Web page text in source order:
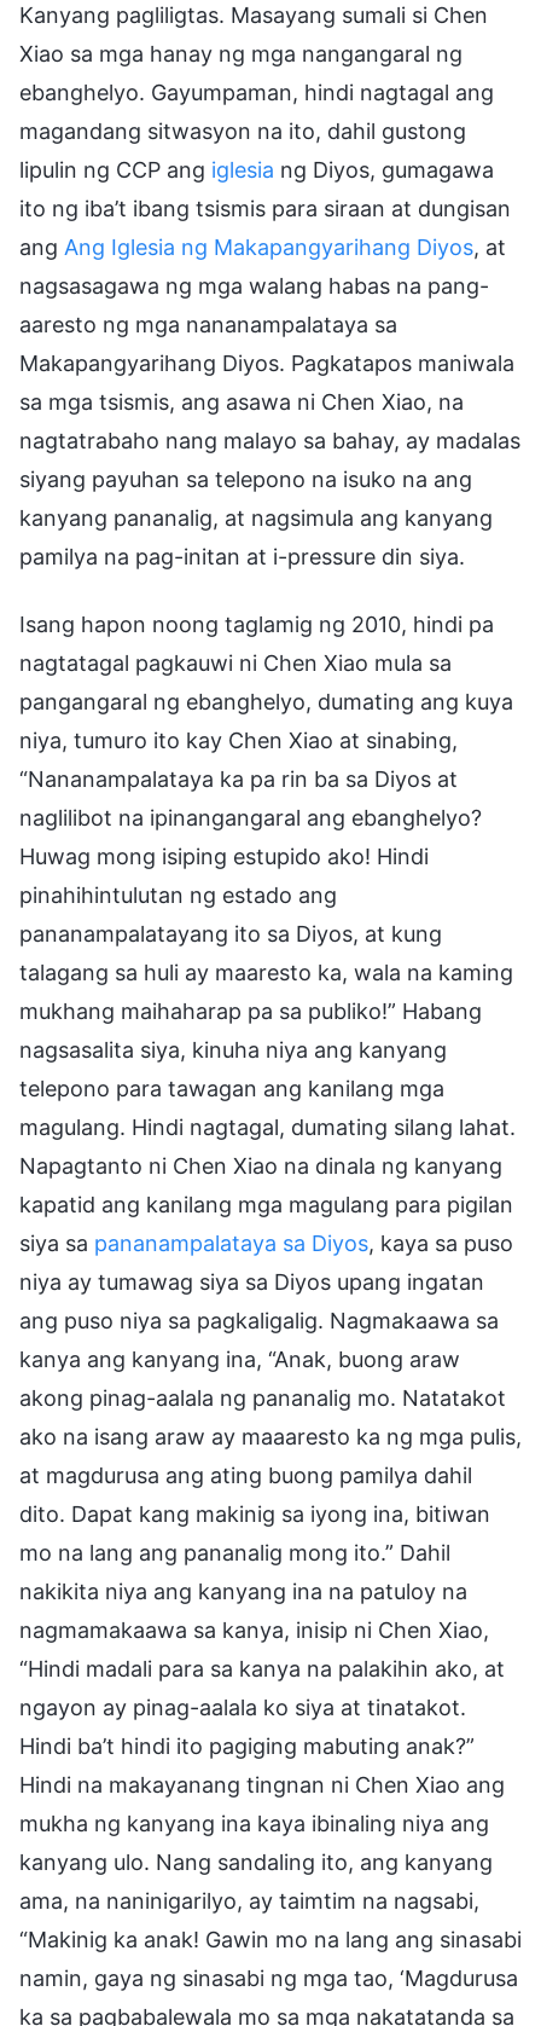
Kanyang pagliligtas. Masayang sumali si Chen
Xiao sa mga hanay ng mga nangangaral ng
ebanghelyo. Gayumpaman, hindi nagtagal ang
magandang sitwasyon na ito, dahil gustong
lipulin ng CCP ang iglesia ng Diyos, gumagawa
ito ng iba’t ibang tsismis para siraan at dungisan
ang Ang Iglesia ng Makapangyarihang Diyos, at
nagsasagawa ng mga walang habas na pang-
aaresto ng mga nananampalataya sa
Makapangyarihang Diyos. Pagkatapos maniwala
sa mga tsismis, ang asawa ni Chen Xiao, na
nagtatrabaho nang malayo sa bahay, ay madalas
siyang payuhan sa telepono na isuko na ang
kanyang pananalig, at nagsimula ang kanyang
pamilya na pag-initan at i-pressure din siya.
Isang hapon noong taglamig ng 2010, hindi pa
nagtatagal pagkauwi ni Chen Xiao mula sa
pangangaral ng ebanghelyo, dumating ang kuya
niya, tumuro ito kay Chen Xiao at sinabing,
“Nananampalataya ka pa rin ba sa Diyos at
naglilibot na ipinangangaral ang ebanghelyo?
Huwag mong isiping estupido ako! Hindi
pinahihintulutan ng estado ang
pananampalatayang ito sa Diyos, at kung
talagang sa huli ay maaresto ka, wala na kaming
mukhang maihaharap pa sa publiko!” Habang
nagsasalita siya, kinuha niya ang kanyang
telepono para tawagan ang kanilang mga
magulang. Hindi nagtagal, dumating silang lahat.
Napagtanto ni Chen Xiao na dinala ng kanyang
kapatid ang kanilang mga magulang para pigilan
siya sa pananampalataya sa Diyos, kaya sa puso
niya ay tumawag siya sa Diyos upang ingatan
ang puso niya sa pagkaligalig. Nagmakaawa sa
kanya ang kanyang ina, “Anak, buong araw
akong pinag-aalala ng pananalig mo. Natatakot
ako na isang araw ay maaaresto ka ng mga pulis,
at magdurusa ang ating buong pamilya dahil
dito. Dapat kang makinig sa iyong ina, bitiwan
mo na lang ang pananalig mong ito.” Dahil
nakikita niya ang kanyang ina na patuloy na
nagmamakaawa sa kanya, inisip ni Chen Xiao,
“Hindi madali para sa kanya na palakihin ako, at
ngayon ay pinag-aalala ko siya at tinatakot.
Hindi ba’t hindi ito pagiging mabuting anak?”
Hindi na makayanang tingnan ni Chen Xiao ang
mukha ng kanyang ina kaya ibinaling niya ang
kanyang ulo. Nang sandaling ito, ang kanyang
ama, na naninigarilyo, ay taimtim na nagsabi,
“Makinig ka anak! Gawin mo na lang ang sinasabi
namin, gaya ng sinasabi ng mga tao, ‘Magdurusa
ka sa pagbabalewala mo sa mga nakatatanda sa